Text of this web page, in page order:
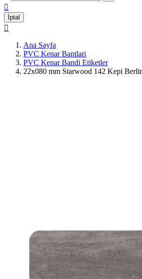

İptal

Ana Sayfa
PVC Kenar Bantlari
PVC Kenar Bandi Etiketler
22x080 mm Starwood 142 Kepi